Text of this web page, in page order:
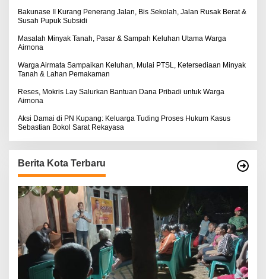
:Bakunase II Kurang Penerang Jalan, Bis Sekolah, Jalan Rusak Berat &
Susah Pupuk Subsidi
Masalah Minyak Tanah, Pasar & Sampah Keluhan Utama Warga
Airnona
Warga Airmata Sampaikan Keluhan, Mulai PTSL, Ketersediaan Minyak
Tanah & Lahan Pemakaman
Reses, Mokris Lay Salurkan Bantuan Dana Pribadi untuk Warga
Airnona
Aksi Damai di PN Kupang: Keluarga Tuding Proses Hukum Kasus
Sebastian Bokol Sarat Rekayasa
Berita Kota Terbaru